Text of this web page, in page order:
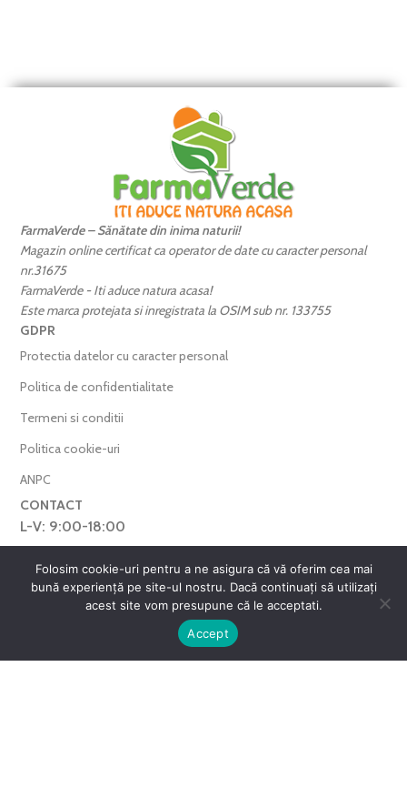
FarmaVerde – Sănătate din inima naturii!
Magazin online certificat ca operator de date cu caracter personal
nr.31675
FarmaVerde - Iti aduce natura acasa!
Este marca protejata si inregistrata la OSIM sub nr. 133755
GDPR
Protectia datelor cu caracter personal
Politica de confidentialitate
Termeni si conditii
Politica cookie-uri
ANPC
CONTACT
L-V: 9:00-18:00
0769.377.101
farmaverdero@yahoo.com
WhatsApp
Folosim cookie-uri pentru a ne asigura că vă oferim cea mai
bună experiență pe site-ul nostru. Dacă continuați să utilizați
acest site vom presupune că le acceptati.
Accept